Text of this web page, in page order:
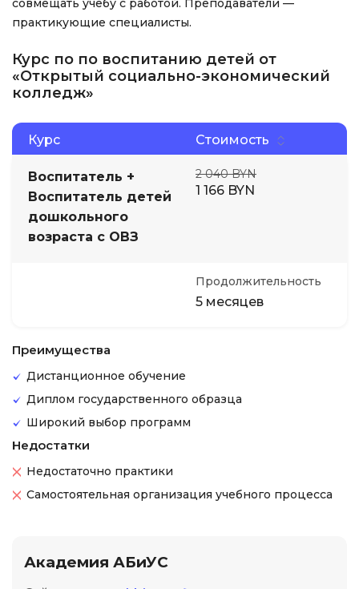
совмещать учебу с работой. Преподаватели —
практикующие специалисты.
Курс по по воспитанию детей от
«Открытый социально-экономический
колледж»
Курс Стоимость
Воспитатель +
Воспитатель детей
дошкольного
возраста с ОВЗ
2 040 BYN
1 166 BYN
Продолжительность
5 месяцев
Преимущества
Дистанционное обучение
Диплом государственного образца
Широкий выбор программ
Недостатки
Недостаточно практики
Самостоятельная организация учебного процесса
Академия АБиУС